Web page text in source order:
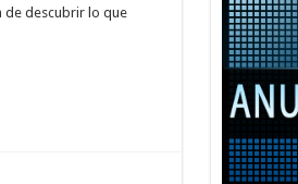
descubrir lo que